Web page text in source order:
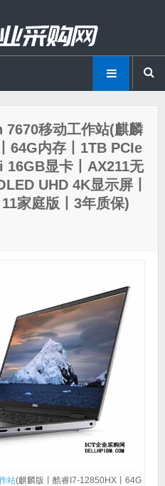
移动工作站(麒麟
64G内存丨1TB PCIe
16GB显卡丨AX211无
UHD 4K显示屏丨
家庭版丨3年质保)
站(麒麟版丨酷睿I7-12850HX丨64G